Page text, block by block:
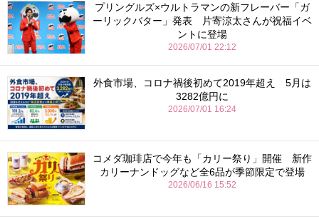
プリングルズ×ウルトラマンの新フレーバー「ガ
ーリックバター」発表 片寄涼太さんが祝福イベ
ントに登場
2026/07/01 22:12
外食市場、コロナ禍後初めて2019年超え 5月は
3282億円に
2026/07/01 16:24
コメダ珈琲店で今年も「カリー祭り」開催 新作
カリーナンドッグなど全6品が季節限定で登場
2026/06/16 15:52